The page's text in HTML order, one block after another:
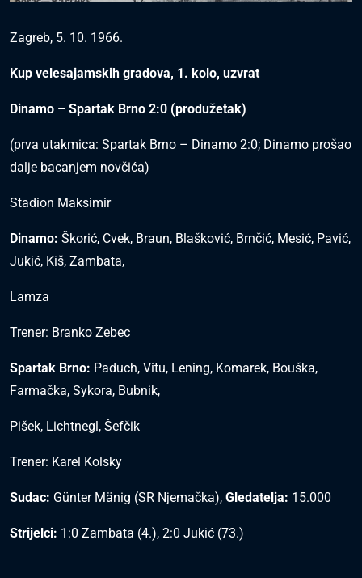
Zagreb, 5. 10. 1966.
Kup velesajamskih gradova, 1. kolo, uzvrat
Dinamo – Spartak Brno 2:0 (produžetak)
(prva utakmica: Spartak Brno – Dinamo 2:0; Dinamo prošao
dalje bacanjem novčića)
Stadion Maksimir
Dinamo: Škorić, Cvek, Braun, Blašković, Brnčić, Mesić, Pavić,
Jukić, Kiš, Zambata,
Lamza
Trener: Branko Zebec
Spartak Brno: Paduch, Vitu, Lening, Komarek, Bouška,
Farmačka, Sykora, Bubnik,
Pišek, Lichtnegl, Šefčik
Trener: Karel Kolsky
Sudac: Günter Mänig (SR Njemačka), Gledatelja: 15.000
Strijelci: 1:0 Zambata (4.), 2:0 Jukić (73.)